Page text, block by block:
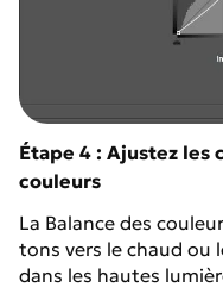
Étape 4 : Ajustez les
couleurs
La Balance des
tons vers le chaud ou
dans les hautes